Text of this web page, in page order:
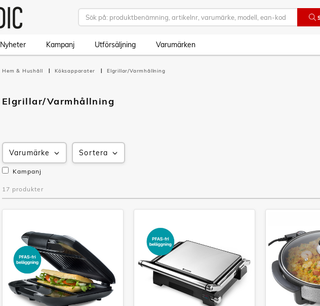
Nyheter Kampanj Utförsäljning Varumärken
Hem & Hushåll Köksapparater Elgrillar/Varmhållning
Elgrillar/Varmhållning
Varumärke Sortera
Kampanj
17 produkter